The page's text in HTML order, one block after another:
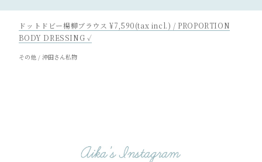
ドットドビー楊柳ブラウス ¥7,590(tax incl.) / PROPORTION
BODY DRESSING ✓
その他 / 沖田さん私物